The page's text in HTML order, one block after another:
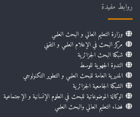
روابط مفيدة
وزارة التعليم العالي و البحث العلمي
مركز البحث في الإعلام العلمي و التقني
شبكة البحث الجزائرية
الندوة الجهوية للوسط
المديرية العامة للبحث العلمي و التطوير التكنولوجي
الشبكة الجامعية الجزائرية
الوكالة الموضوعاتية للبحث في العلوم الإنسانية و الإجتماعية
فضاء التعليم العالي والبحث العلمي